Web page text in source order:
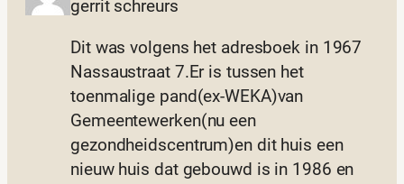
gerrit schreurs
Dit was volgens het adresboek in 1967
Nassaustraat 7.Er is tussen het
toenmalige pand(ex-WEKA)van
Gemeentewerken(nu een
gezondheidscentrum)en dit huis een
nieuw huis dat gebouwd is in 1986 en